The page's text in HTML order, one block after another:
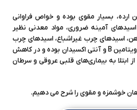
ارده، بسیار مقوی بوده و خواص فراوانی
اسیدهای آمینه ضروری، مواد معدنی نظیر
اسیدهای چرب غیراشباع، اسیدهای چرب
امگا 6 و امگا 9، ویتامینE، ویتامین B و آنتی اکسیدان بوده و در کاهش
ابتلا به بیماری‌های قلبی عروقی و سرطان
خوشمزه و مقوی را شرح می دهیم.